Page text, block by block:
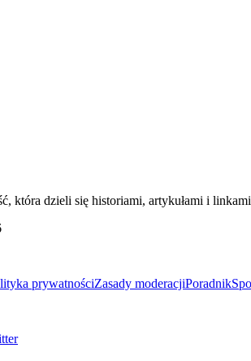
która dzieli się historiami, artykułami i
prywatnościZasady moderacjiPoradnik